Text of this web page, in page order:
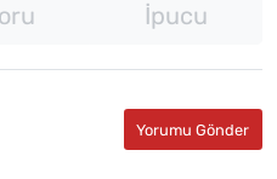
İpucu